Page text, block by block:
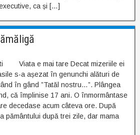
ca și […]
Viata e mai tare Decat mizeriile ei
s-a așezat în genunchi alături de
în gând ”Tatăl nostru…”. Plângea
că împlinise 17 ani. O înmormântase
decedase acum câteva ore. După
pământului după trei zile, dar mama